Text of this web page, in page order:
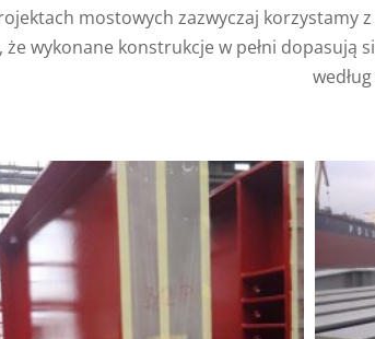
mostowych zazwyczaj korzystamy z
że wykonane konstrukcje w pełni dopasują